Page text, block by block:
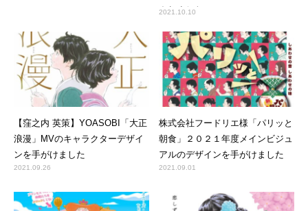
されました
2021.10.10
【窪之内 英策】YOASOBI「大正
浪漫」MVのキャラクターデザイ
ンを手がけました
2021.09.26
株式会社フードリエ様「パリッと
朝食」２０２１年度メインビジュ
アルのデザインを手がけました
2021.09.01